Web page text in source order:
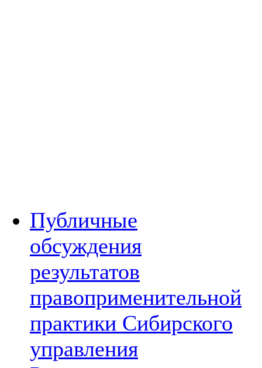
Публичные
обсуждения
результатов
правоприменительной
практики Сибирского
управления